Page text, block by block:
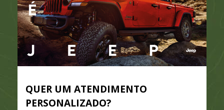
QUER UM ATENDIMENTO
PERSONALIZADO?